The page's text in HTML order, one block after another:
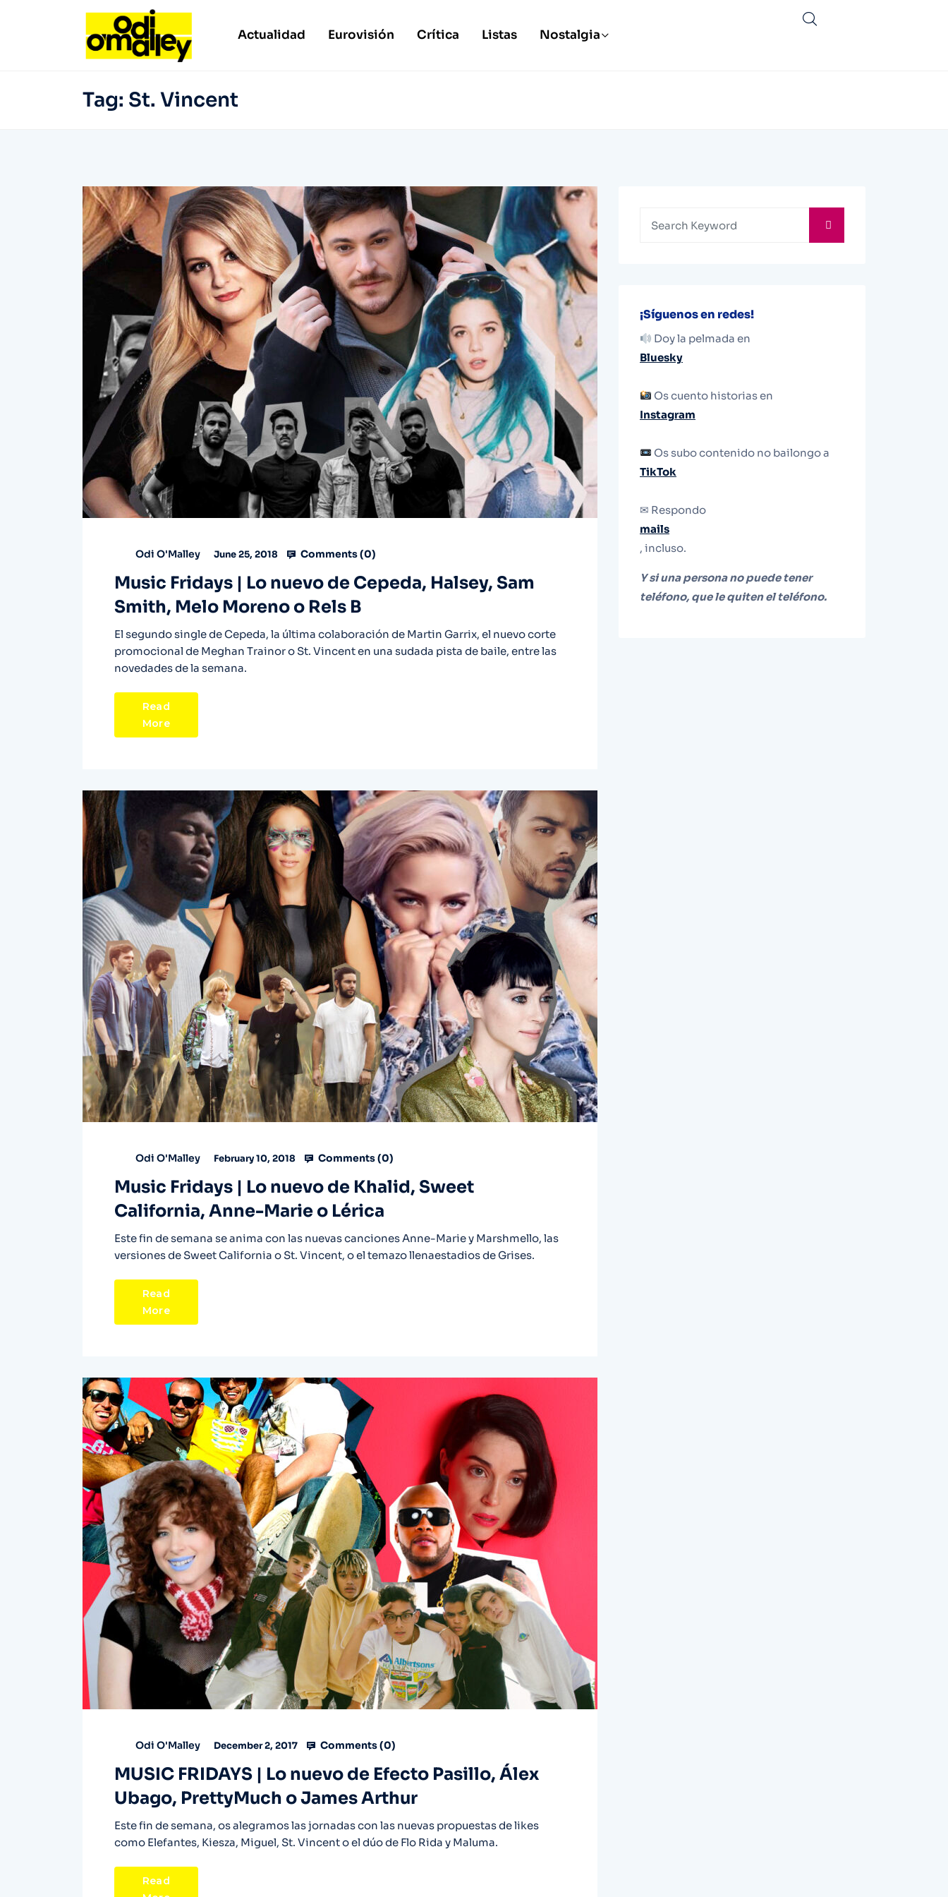
Actualidad Eurovisión Crítica Listas Nostalgia
Tag: St. Vincent
Odi O'Malley June 25, 2018 Comments (0)
Music Fridays | Lo nuevo de Cepeda, Halsey, Sam
Smith, Melo Moreno o Rels B
El segundo single de Cepeda, la última colaboración de Martin Garrix, el nuevo corte
promocional de Meghan Trainor o St. Vincent en una sudada pista de baile, entre las
novedades de la semana.
Read
More
Odi O'Malley February 10, 2018 Comments (0)
Music Fridays | Lo nuevo de Khalid, Sweet
California, Anne-Marie o Lérica
Este fin de semana se anima con las nuevas canciones Anne-Marie y Marshmello, las
versiones de Sweet California o St. Vincent, o el temazo llenaestadios de Grises.
Read
More
Odi O'Malley December 2, 2017 Comments (0)
MUSIC FRIDAYS | Lo nuevo de Efecto Pasillo, Álex
Ubago, PrettyMuch o James Arthur
Este fin de semana, os alegramos las jornadas con las nuevas propuestas de likes
como Elefantes, Kiesza, Miguel, St. Vincent o el dúo de Flo Rida y Maluma.
Read
¡Síguenos en redes!
Doy la pelmada en
Bluesky
Os cuento historias en
Instagram
Os subo contenido no bailongo a
TikTok
✉ Respondo
mails
, incluso.
Y si una persona no puede tener
teléfono, que le quiten el teléfono.